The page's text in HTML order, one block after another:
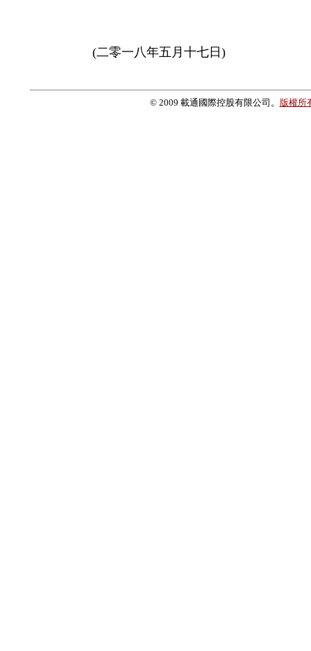
(二零一八年五月十七日)
© 2009 載通國際控股有限公司。 版權所